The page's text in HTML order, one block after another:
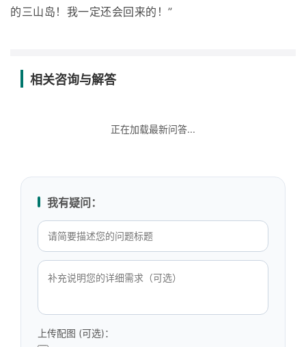
的三山岛！我一定还会回来的！”
相关咨询与解答
正在加载最新问答...
我有疑问：
上传配图 (可选)：